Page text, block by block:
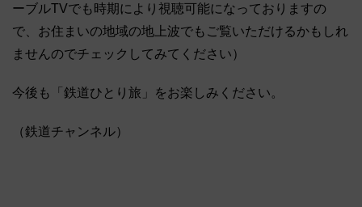
ーブルTVでも時期により視聴可能になっておりますの
で、お住まいの地域の地上波でもご覧いただけるかもしれ
ませんのでチェックしてみてください）
今後も「鉄道ひとり旅」をお楽しみください。
（鉄道チャンネル）